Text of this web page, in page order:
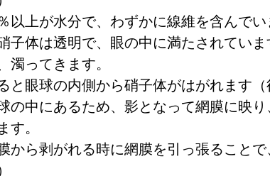
以上が水分で、わずかに線維を含んでい
子体は透明で、眼の中に満たされてい
濁ってきます。
と眼球の内側から硝子体がはがれます（
の中にあるため、影となって網膜に映
す。
から剥がれる時に網膜を引っ張ること